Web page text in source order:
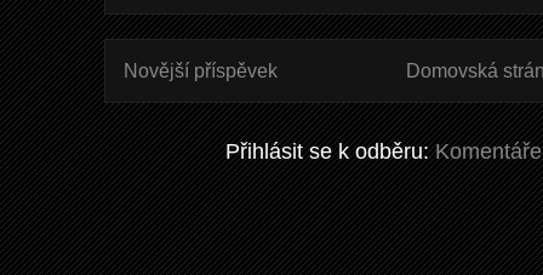
Novější příspěvek Domovská
Přihlásit se k odběru: